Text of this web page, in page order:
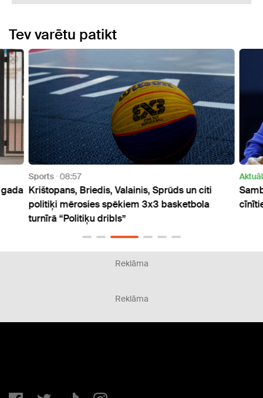
Tev varētu patikt
Sports 08:57
Krištopans, Briedis, Valainis, Sprūds un citi
politiķi mērosies spēkiem 3x3 basketbola
turnīrā “Politiķu dribls”
Reklāma
Reklāma